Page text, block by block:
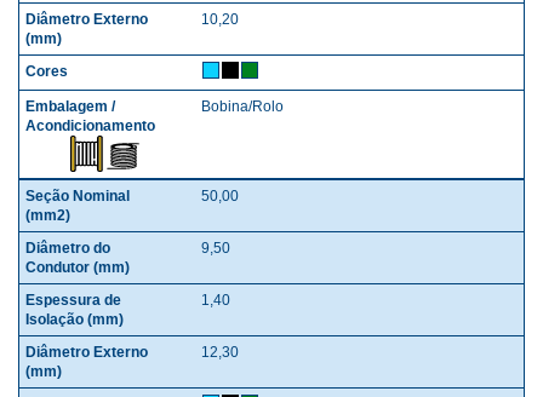
10,20
Bobina/Rolo
50,00
9,50
1,40
12,30